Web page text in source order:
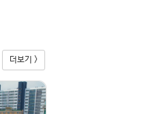
더보기 >